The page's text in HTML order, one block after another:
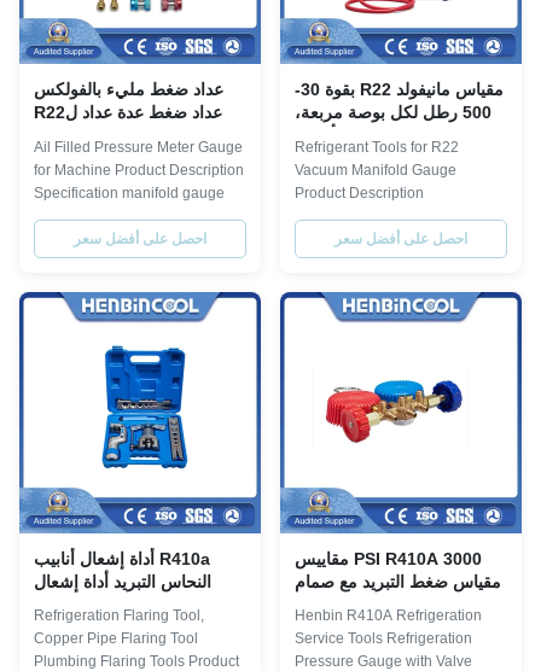
مقياس مانيفولد R22 بقوة 30-
500 رطل لكل بوصة مربعة،
تبريد
Refrigerant Tools for R22
Vacuum Manifold Gauge
Product Description
gauge set: Model refrigerant
Gauge diameter Pressure Scale
Package BZ-2 R134A, R22,
blow case Material : ...
احصل على أفضل سعر
عداد ضغط مليء بالفولكس
عداد ضغط عدة عداد لR22
Ail Filled Pressure Meter Gauge
for Machine Product Description
Specification manifold gauge
diameter Pressure Scale Hose
Connectors Length Package
φ68mm 0~800psi, 30~50psi
blow case Burst pressure: 3000
PSI , three ...
احصل على أفضل سعر
3000 PSI R410A مقاييس
مقياس ضغط التبريد مع صمام
Henbin R410A Refrigeration
Service Tools Refrigeration
Pressure Gauge with Valve
R410a أداة إشعال أنابيب
النحاس التبريد أداة إشعال
Refrigeration Flaring Tool,
Copper Pipe Flaring Tool
Plumbing Flaring Tools Product